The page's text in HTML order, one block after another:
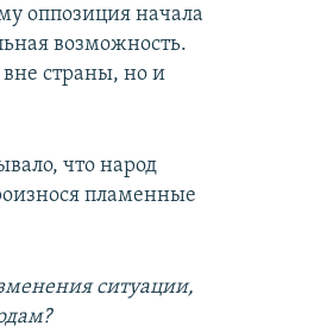
оппозиция начала
возможность.
вне страны, но и
что народ
пламенные
ситуации,